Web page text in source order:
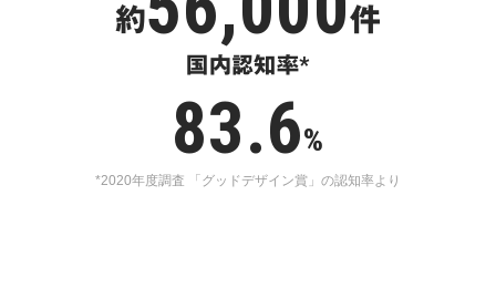
約 件
国内認知率*
83.6%
*2020年度調査 「グッドデザイン賞」の認知率より